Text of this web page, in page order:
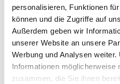
personalisieren, Funktionen
können und die Zugriffe auf
Außerdem geben wir
unserer Website an unsere
Werbung und Analysen
Informationen möglicherweise
zusammen, die Sie ihnen
einer großen Wohnküche,
Doppelbett, einem Zimmer
Badezimmer.